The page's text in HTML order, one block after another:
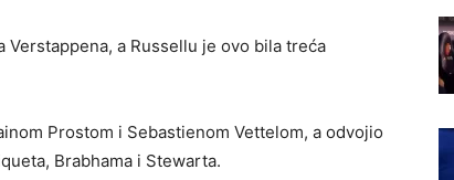
a Russellu je ovo bila treća
Prostom i Sebastienom Vettelom, a odvojio
Brabhama i Stewarta.